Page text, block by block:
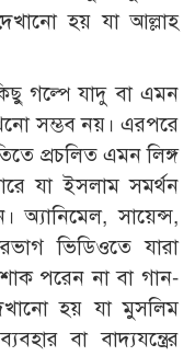
হয় যা আল্লাহ
গল্পে যাদু বা এমন
সম্ভব নয়। এরপরে
প্রচলিত এমন লিঙ্গ
যা ইসলাম সমর্থন
অ্যানিমেল, সায়েন্স,
ভিডিওতে যারা
পরেন না বা গান-
হয় যা মুসলিম
বা বাদ্যযন্ত্রের